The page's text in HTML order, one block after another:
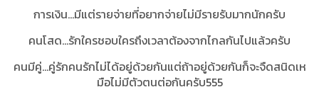
การเงิน...มีแต่รายจ่ายที่อยากจ่ายไม่มีรายรับมากนักครับ
คนโสด...รักใครชอบใครถึงเวลาต้องจากไกลกันไปแล้วครับ
คนมีคู่...คู่รักคนรักไม่ได้อยู่ด้วยกันแต่ถ้าอยู่ด้วยกันก็จะจืดสนิดเห
มือไม่มีตัวตนต่อกันครับ555